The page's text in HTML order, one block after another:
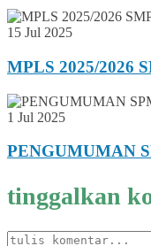
15 Jul 2025
MPLS 2025/2026
1 Jul 2025
PENGUMUMAN
tinggalkan